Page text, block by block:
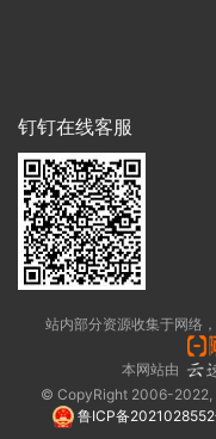
钉钉在线客服
站内部分资源收集于网络
本网站由
© CopyRight 2006-2022,
鲁ICP备